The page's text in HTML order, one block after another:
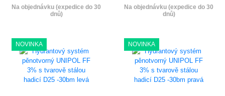
Na objednávku (expedice do 30
dnů)
Na objednávku (expedice do 30
dnů)
NOVINKA NOVINKA